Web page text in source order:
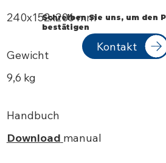
240х152x206 mm
Gewicht
9,6 kg
Handbuch
Download manual
Schreiben Sie uns, um den
bestätigen
Kontakt